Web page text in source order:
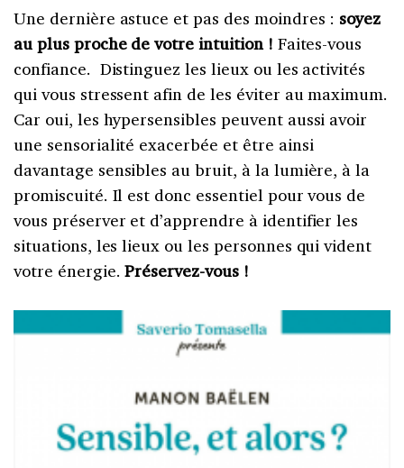
Une dernière astuce et pas des moindres : soyez
au plus proche de votre intuition ! Faites-vous
confiance. Distinguez les lieux ou les activités
qui vous stressent afin de les éviter au maximum.
Car oui, les hypersensibles peuvent aussi avoir
une sensorialité exacerbée et être ainsi
davantage sensibles au bruit, à la lumière, à la
promiscuité. Il est donc essentiel pour vous de
vous préserver et d’apprendre à identifier les
situations, les lieux ou les personnes qui vident
votre énergie.Préservez-vous !